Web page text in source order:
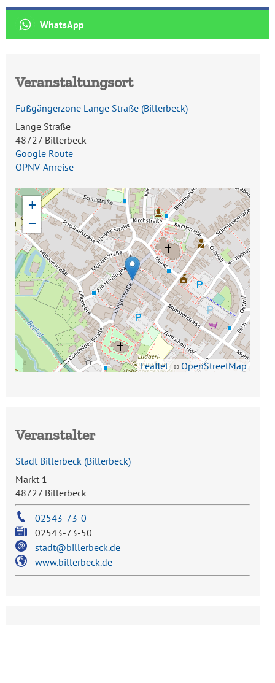
Veranstaltungsort
Fußgängerzone Lange Straße (Billerbeck)
Lange Straße
48727 Billerbeck
Google Route
ÖPNV-Anreise
+
−
Leaflet| © OpenStreetMap
Veranstalter
Stadt Billerbeck (Billerbeck)
Markt 1
48727 Billerbeck
02543-73-0
02543-73-50
stadt@billerbeck.de
www.billerbeck.de